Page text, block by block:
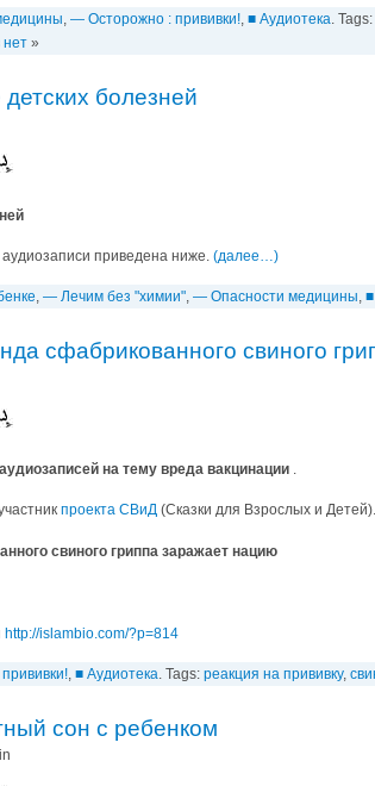
, — Осторожно : прививки!, ■ Аудиотека. Tags:
нет »
болезней
приведена ниже. (далее…)
, — Лечим без "химии", — Опасности медицины,
сфабрикованного свиного
на тему вреда вакцинации .
проекта СВиД (Сказки для Взрослых и Детей).
свиного гриппа заражает нацию
http://islambio.com/?p=814
, ■ Аудиотека. Tags: реакция на прививку,
сон с ребенком